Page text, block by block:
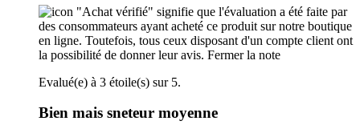
"Achat vérifié" signifie que l'évaluation a été faite par
des consommateurs ayant acheté ce produit sur notre boutique
en ligne. Toutefois, tous ceux disposant d'un compte client ont
la possibilité de donner leur avis. Fermer la note
Evalué(e) à 3 étoile(s) sur 5.
Bien mais sneteur moyenne